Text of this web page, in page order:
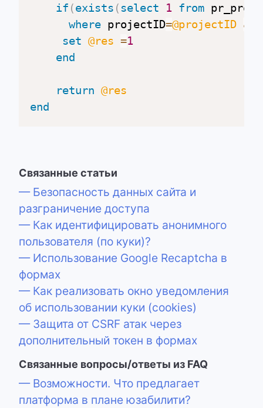
if (exists ( select 1 from
where projectID=@projectID and
set @res =1
end
return @res
end
Связанные статьи
— Безопасность данных сайта и
разграничение доступа
— Как идентифицировать анонимного
пользователя (по куки)?
— Использование Google Recaptcha в
формах
— Как реализовать окно уведомления
об использовании куки (cookies)
— Защита от CSRF атак через
дополнительный токен в формах
Связанные вопросы/ответы из FAQ
— Возможности. Что предлагает
платформа в плане юзабилити?